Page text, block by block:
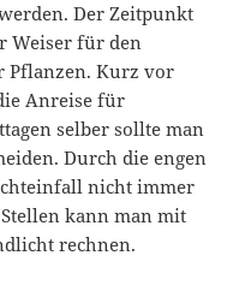
Der Zeitpunkt
Weiser für den
Pflanzen. Kurz vor
Anreise für
selber sollte man
Durch die engen
nicht immer
kann man mit
rechnen.